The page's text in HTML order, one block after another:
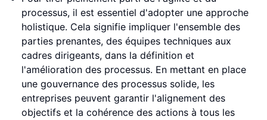
processus, il est essentiel d'adopter une approche
holistique. Cela signifie impliquer l'ensemble des
parties prenantes, des équipes techniques aux
cadres dirigeants, dans la définition et
l'amélioration des processus. En mettant en place
une gouvernance des processus solide, les
entreprises peuvent garantir l'alignement des
objectifs et la cohérence des actions à tous les